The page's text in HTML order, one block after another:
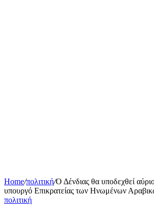
Home/πολιτική/Ο Δένδιας θα υποδεχθεί
υπουργό Επικρατείας των Ηνωμένων
πολιτική